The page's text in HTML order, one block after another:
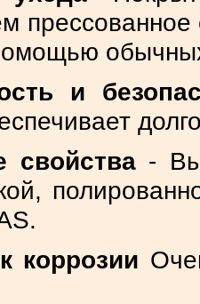
и
свойства -
коррозии